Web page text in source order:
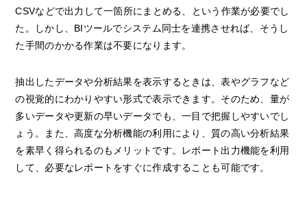
CSVなどで出力して一箇所にまとめる、という作業が必要でし
た。しかし、BIツールでシステム同士を連携させれば、そうし
た手間のかかる作業は不要になります。
抽出したデータや分析結果を表示するときは、表やグラフなど
の視覚的にわかりやすい形式で表示できます。そのため、量が
多いデータや更新の早いデータでも、一目で把握しやすいでし
ょう。また、高度な分析機能の利用により、質の高い分析結果
を素早く得られるのもメリットです。レポート出力機能を利用
して、必要なレポートをすぐに作成することも可能です。